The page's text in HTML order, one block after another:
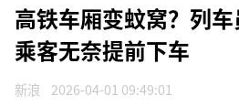
高铁车厢变蚊窝？列
乘客无奈提前下车
新浪 2026-04-01 09:49:01